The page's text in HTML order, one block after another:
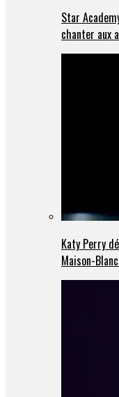
Star
chanter aux
Katy Perry
Maison-